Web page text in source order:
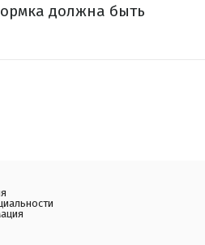
должна быть